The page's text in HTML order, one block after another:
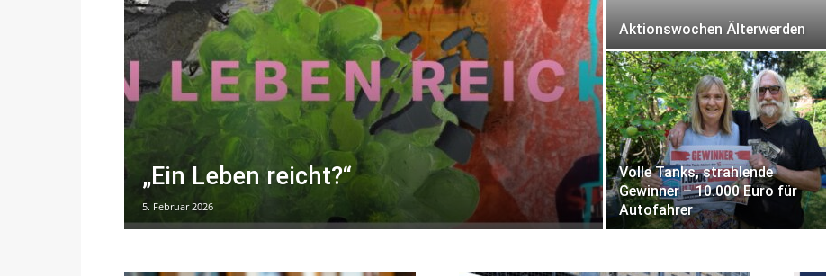
„Ein Leben reicht?“
5. Februar 2026
Aktionswochen Älterwerden
Volle Tanks, strahlende
Gewinner – 10.000 Euro für
Autofahrer